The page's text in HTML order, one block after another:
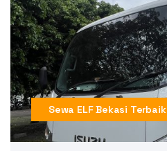
Sewa ELF Bekasi Terbaik